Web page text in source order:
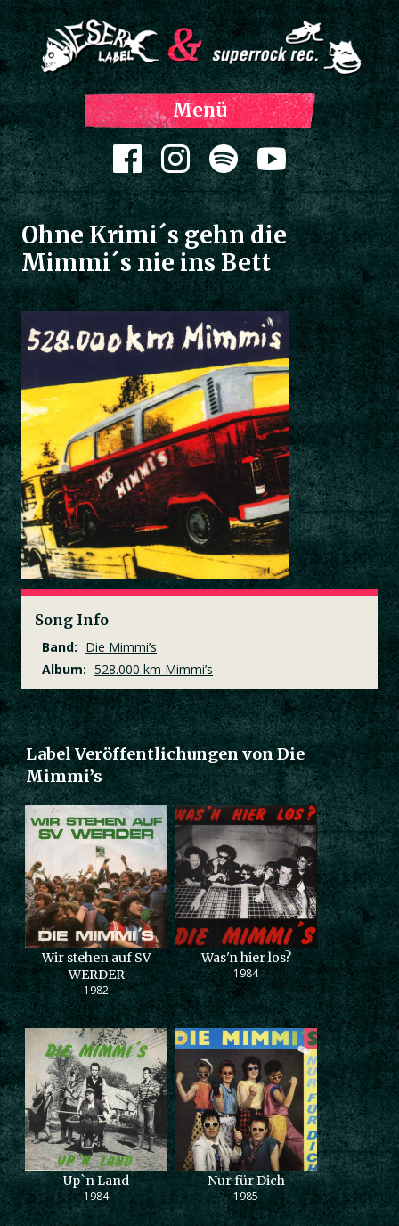
Menü
Zum Inhalt springen
Ohne Krimi´s gehn die
Mimmi´s nie ins Bett
Song Info
Band: Die Mimmi’s
Album: 528.000 km Mimmi’s
Label Veröffentlichungen von Die
Mimmi’s
Wir stehen auf SV
WERDER
1982
Was'n hier los?
1984
Up`n Land
1984
Nur für Dich
1985